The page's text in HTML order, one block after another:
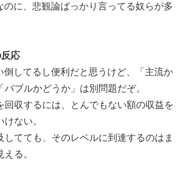
のに、悲観論ばっかり言ってる奴らが多
応
倒してるし便利だと思うけど、「主流か
バブルかどうか」は別問題だぞ。
回収するには、とんでもない額の収益を
ない。
してても、そのレベルに到達するのはま
る。